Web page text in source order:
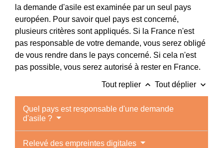
la demande d'asile est examinée par un seul pays
européen. Pour savoir quel pays est concerné,
plusieurs critères sont appliqués. Si la France n'est
pas responsable de votre demande, vous serez obligé
de vous rendre dans le pays concerné. Si cela n'est
pas possible, vous serez autorisé à rester en France.
Tout replier keyboard_arrow_up Tout déplier keyboard_arrow_down
Quel pays est responsable d'une demande
d'asile ?
Relevé des empreintes digitales